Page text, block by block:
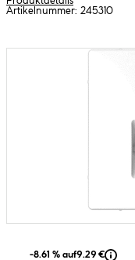
Artikelnummer: 245310
Bildergalerie überspringen
-8.61 % auf9.29 €